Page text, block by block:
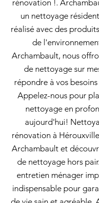
rénovation !.
un nettoyage
réalisé avec des
de
Archambault, nous
de nettoyage sur
répondre à vos
Appelez-nous pour
nettoyage en
aujourd'hui!
rénovation à
Archambault et
de nettoyage hors
entretien ménager
indispensable pour